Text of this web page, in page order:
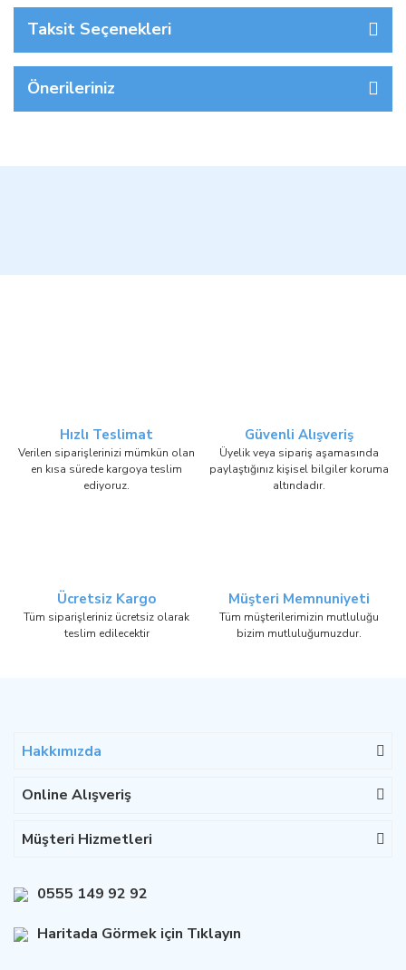
Taksit Seçenekleri
Önerileriniz
Hızlı Teslimat
Verilen siparişlerinizi mümkün olan
en kısa sürede kargoya teslim
ediyoruz.
Güvenli Alışveriş
Üyelik veya sipariş aşamasında
paylaştığınız kişisel bilgiler koruma
altındadır.
Ücretsiz Kargo
Tüm siparişleriniz ücretsiz olarak
teslim edilecektir
Müşteri Memnuniyeti
Tüm müşterilerimizin mutluluğu
bizim mutluluğumuzdur.
Hakkımızda
Online Alışveriş
Müşteri Hizmetleri
0555 149 92 92
Haritada Görmek için Tıklayın